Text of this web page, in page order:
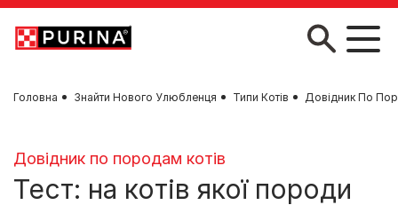
Skip to main content
Головна Знайти Нового Улюбленця Типи Котів Довідник По
Довідник по породам котів
Тест: на котів якої породи